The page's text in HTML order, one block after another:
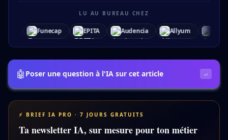
LU AU BUREAU CHEZ
Audencia Allyum Archer Bees Dev
🤖 Poser une question à l'IA sur cet article ↵
⚡ BRIEF IA PRO · 7 JOURS GRATUITS
Ta newsletter IA, sur mesure pour ton métier